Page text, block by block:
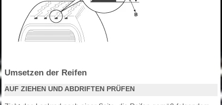
Umsetzen der Reifen
AUF ZIEHEN UND ABDRIFTEN PRÜFEN